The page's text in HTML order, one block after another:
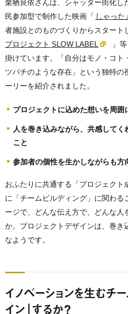
栗栖良依さんは、シャッター街化し
民参加型で制作した映画「 しゃった
者施設とのものづくりからスタート
プロジェクト SLOW LABEL
」
掛けています。「自分はモノ・コト
ツバチのような存在」という独特の
ーリーを紹介されました。
プロジェクトに込めた想いを周囲
人を巻き込みながら、共感してく
こと
参加者の個性を生かしながらも方
おふたりに共通する「プロジェクト
に「チームビルディング」に関わる
ージで、どんな伝え方で、どんな人
か。プロジェクトデザインは、巻き
なようです。
イノベーションを生むチ
イン」するか？